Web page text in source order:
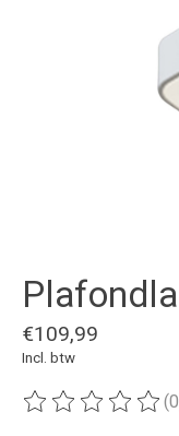
€109,99
Incl. btw
De beoordeling van